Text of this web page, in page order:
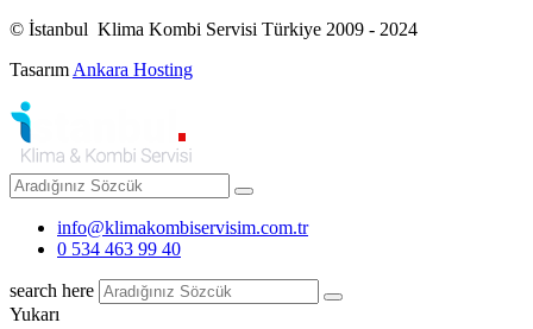
© İstanbul Klima Kombi Servisi Türkiye 2009 - 2024
Tasarım Ankara Hosting
info@klimakombiservisim.com.tr
0 534 463 99 40
search here
Yukarı